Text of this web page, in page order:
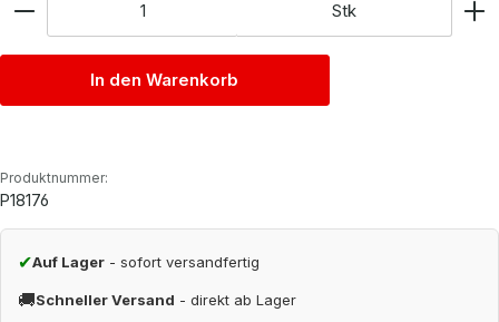
Stk
In den Warenkorb
Produktnummer:
P18176
✔Auf Lager - sofort versandfertig
🚚Schneller Versand - direkt ab Lager